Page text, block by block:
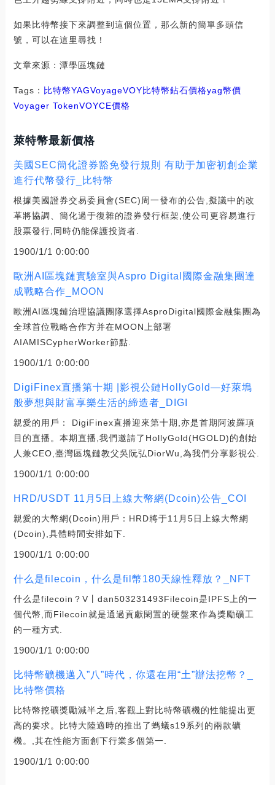
如果比特幣接下來調整到這個位置，那么新的簡單多頭信
號，可以在這里尋找！
文章來源：潭學區塊鏈
Tags： 比特幣YAGVoyageVOY比特幣鉆石價格yag幣價
Voyager TokenVOYCE價格
萊特幣最新價格
美國SEC簡化證券豁免發行規則 有助于加密初創企業
進行代幣發行_比特幣
根據美國證券交易委員會(SEC)周一發布的公告,擬議中的改
革將協調、簡化過于復雜的證券發行框架,使公司更容易進行
股票發行,同時仍能保護投資者.
1900/1/1 0:00:00
歐洲AI區塊鏈實驗室與Aspro Digital國際金融集團達
成戰略合作_MOON
歐洲AI區塊鏈治理協議團隊選擇AsproDigital國際金融集團為
全球首位戰略合作方并在MOON上部署
AIAMISCypherWorker節點.
1900/1/1 0:00:00
DigiFinex直播第十期 |影視公鏈HollyGold—好萊塢
般夢想與財富享樂生活的締造者_DIGI
親愛的用戶： DigiFinex直播迎來第十期,亦是首期阿波羅項
目的直播。本期直播,我們邀請了HollyGold(HGOLD)的創始
人兼CEO,臺灣區塊鏈教父吳阮弘DiorWu,為我們分享影視公.
1900/1/1 0:00:00
HRD/USDT 11月5日上線大幣網(Dcoin)公告_COI
親愛的大幣網(Dcoin)用戶：HRD將于11月5日上線大幣網
(Dcoin),具體時間安排如下.
1900/1/1 0:00:00
什么是filecoin，什么是fil幣180天線性釋放？_NFT
什么是filecoin？V丨dan503231493Filecoin是IPFS上的一
個代幣,而Filecoin就是通過貢獻閑置的硬盤來作為獎勵礦工
的一種方式.
1900/1/1 0:00:00
比特幣礦機邁入”八”時代，你還在用“土”辦法挖幣？_
比特幣價格
比特幣挖礦獎勵減半之后,客觀上對比特幣礦機的性能提出更
高的要求。比特大陸適時的推出了螞蟻s19系列的兩款礦
機。,其在性能方面創下行業多個第一.
1900/1/1 0:00:00